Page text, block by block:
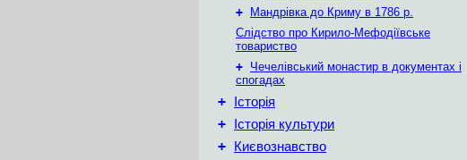
+
Мандрівка до Криму в 1786 р.
Слідство про Кирило-Мефодіївське
товариство
+ Чечелівський монастир в документах і
спогадах
+ Історія
+ Історія культури
+ Києвознавство